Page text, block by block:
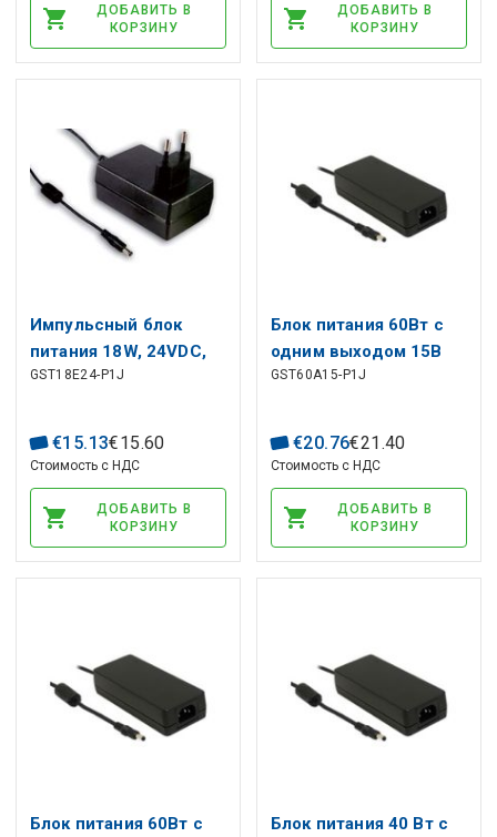
ДОБАВИТЬ В
КОРЗИНУ
ДОБАВИТЬ В
КОРЗИНУ
Импульсный блок
питания 18W, 24VDC,
0.75A, выход:5.5/2.1,
GST18E24-P1J
€15.13€15.60
Стоимость с НДС
ДОБАВИТЬ В
КОРЗИНУ
Блок питания 60Вт с
одним выходом 15В
4А настольный
GST60A15-P1J
€20.76€21 .40
Стоимость с НДС
ДОБАВИТЬ В
КОРЗИНУ
Блок питания 60Вт с
Блок питания 40 Вт с